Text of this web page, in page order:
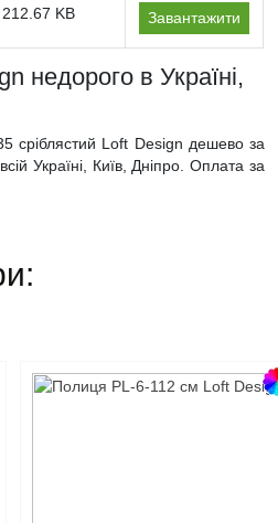
212.67 KB Завантажити
недорого в Україні,
сріблястий Loft Design дешево за
Україні, Київ, Дніпро. Оплата за